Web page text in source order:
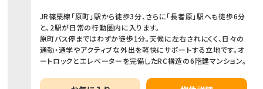
JR篠栗線「原町」駅から徒歩3分、さらに「長者原」駅へも徒歩6分
と、2駅が日常の行動圏内に入ります。
原町バス停まではわずか徒歩1分。天候に左右されにくく、日々の
通勤・通学やアクティブな外出を軽快にサポートする立地です。オ
ートロックとエレベーターを完備したRC構造の6階建マンション。